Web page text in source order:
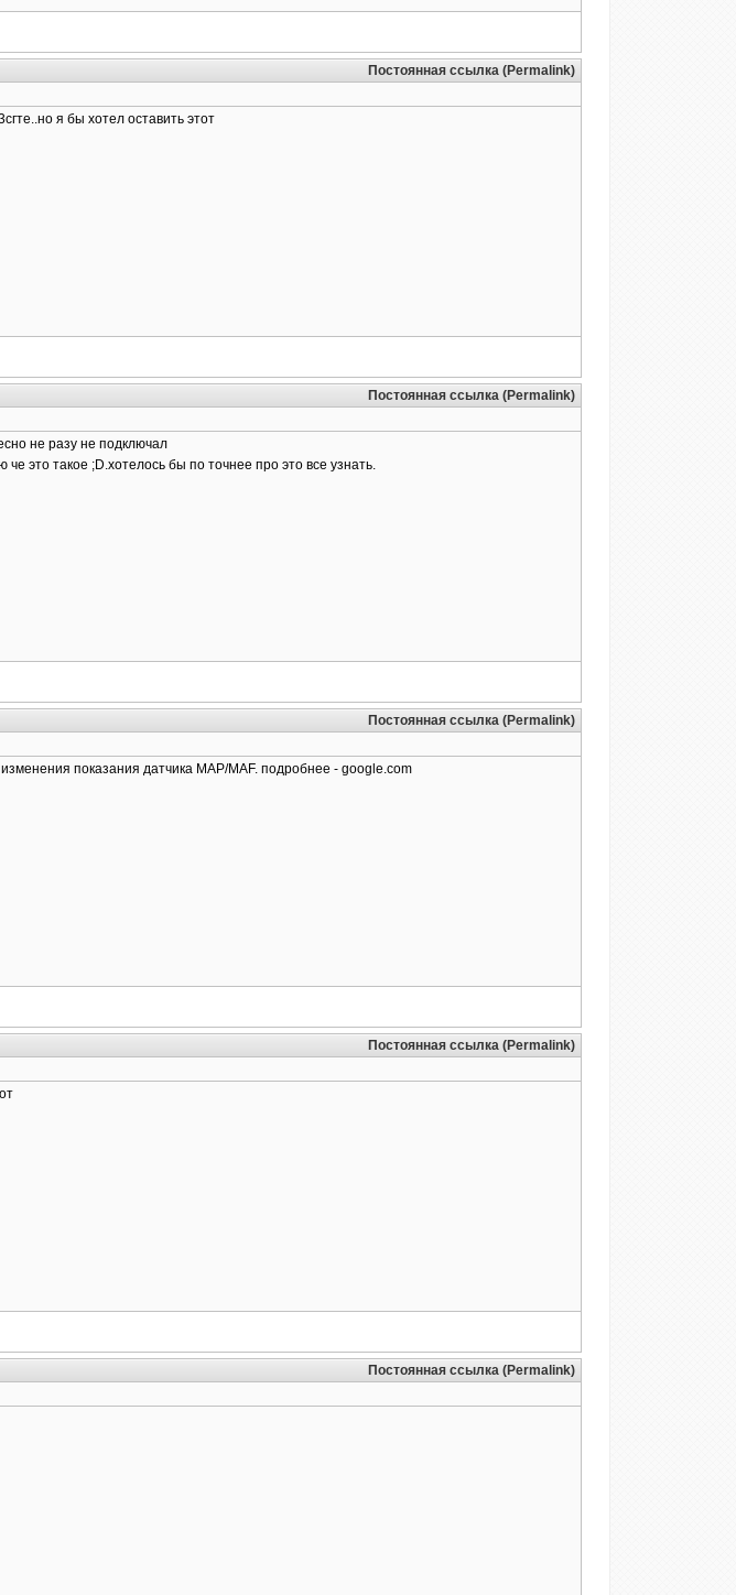
Постоянная ссылка (Permalink)
я бы хотел оставить этот
Постоянная ссылка (Permalink)
не разу не подключал
это такое ;D.хотелось бы по точнее про это все узнать.
Постоянная ссылка (Permalink)
показания датчика MAP/MAF. подробнее - google.com
Постоянная ссылка (Permalink)
Постоянная ссылка (Permalink)